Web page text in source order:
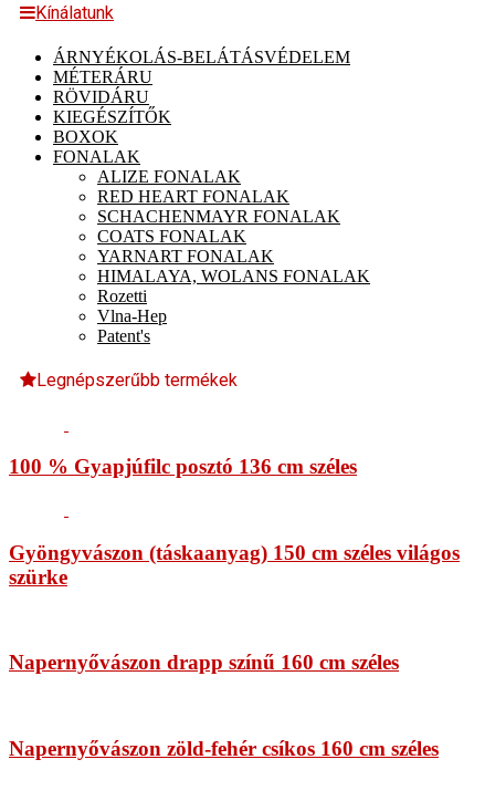
Kínálatunk
ÁRNYÉKOLÁS-BELÁTÁSVÉDELEM
MÉTERÁRU
RÖVIDÁRU
KIEGÉSZÍTŐK
BOXOK
FONALAK
ALIZE FONALAK
RED HEART FONALAK
SCHACHENMAYR FONALAK
COATS FONALAK
YARNART FONALAK
HIMALAYA, WOLANS FONALAK
Rozetti
Vlna-Hep
Patent's
Legnépszerűbb termékek
100 % Gyapjúfilc posztó 136 cm széles
Gyöngyvászon (táskaanyag) 150 cm széles világos
szürke
Napernyővászon drapp színű 160 cm széles
Napernyővászon zöld-fehér csíkos 160 cm széles